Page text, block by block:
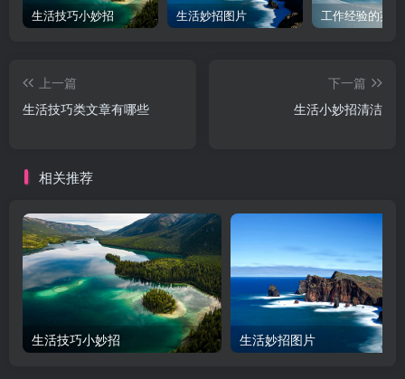
生活技巧小妙招 生活妙招图片 工作经验的英
上一篇
生活技巧类文章有哪些
下一篇
生活小妙招清洁
相关推荐
生活技巧小妙招 生活妙招图片